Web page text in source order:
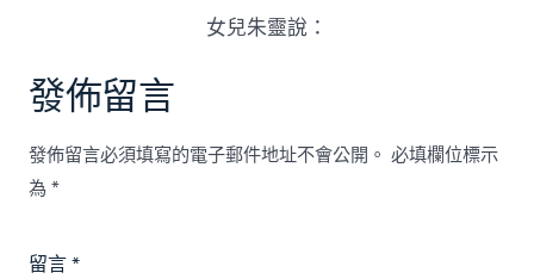
女兒朱靈說：
發佈留言
發佈留言必須填寫的電子郵件地址不會公開。 必填欄位標示
為*
留言*